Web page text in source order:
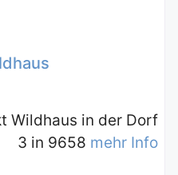
Wildhaus in der Dorf
3 in 9658 mehr Info